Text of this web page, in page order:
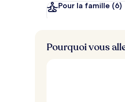
Pour la famille (6)
Pourquoi vous